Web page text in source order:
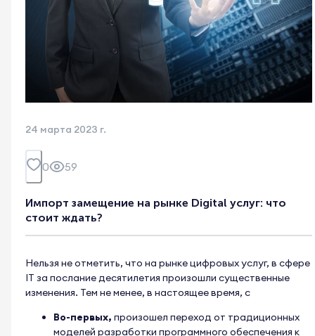
24 марта 2023 г.
0 59
Импорт замещение на рынке Digital услуг: что
стоит ждать?
Нельзя не отметить, что на рынке цифровых услуг, в сфере
IT за послание десятилетия произошли существенные
изменения. Тем не менее, в настоящее время, с
Во-первых, произошел переход от традиционных
моделей разработки программного обеспечения к